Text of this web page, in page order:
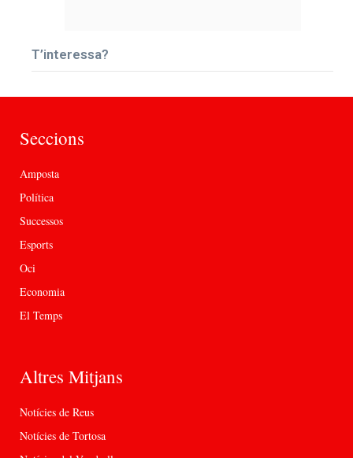
T’interessa?
Seccions
Amposta
Política
Successos
Esports
Oci
Economia
El Temps
Altres Mitjans
Notícies de Reus
Notícies de Tortosa